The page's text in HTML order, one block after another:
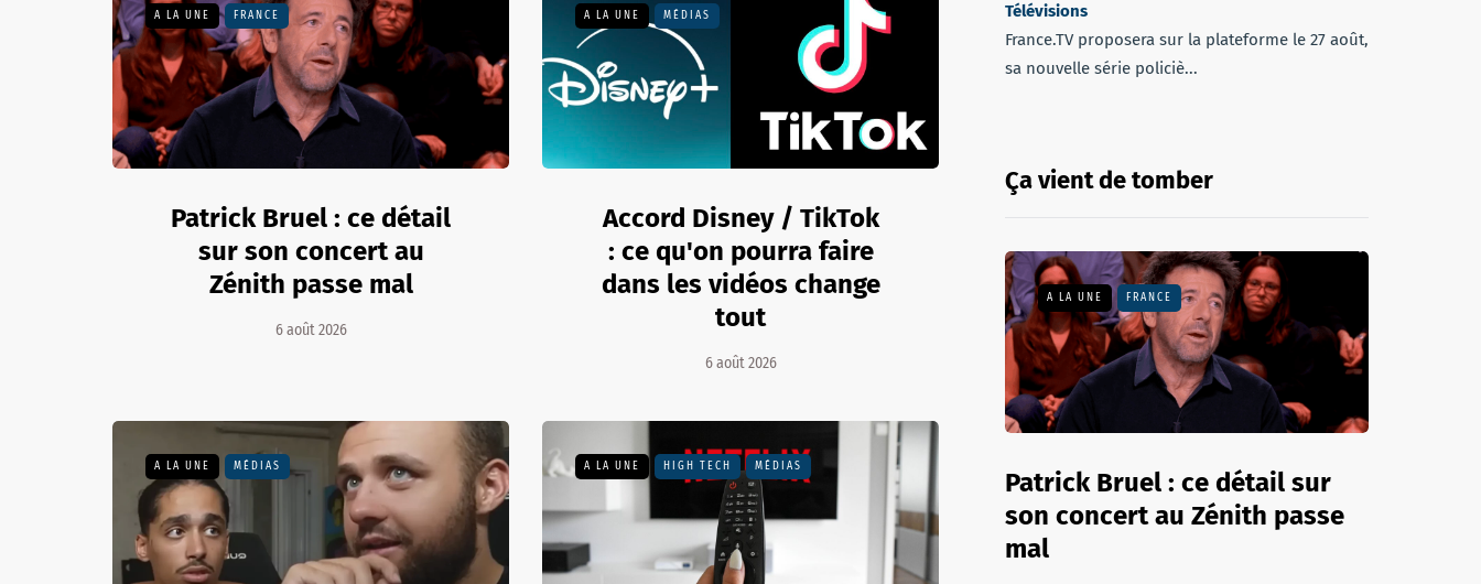
A LA UNE FRANCE
Patrick Bruel : ce détail
sur son concert au
Zénith passe mal
6 août 2026
A LA UNE MÉDIAS
Accord Disney / TikTok
: ce qu'on pourra faire
dans les vidéos change
tout
6 août 2026
A LA UNE MÉDIAS A LA UNE HIGH TECH MÉDIAS
Télévisions
France.TV proposera sur la plateforme le 27 août,
sa nouvelle série policiè...
Ça vient de tomber
A LA UNE FRANCE
Patrick Bruel : ce détail sur
son concert au Zénith passe
mal